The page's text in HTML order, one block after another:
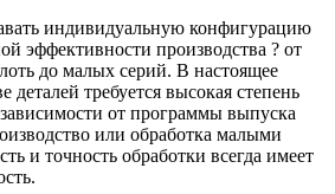
индивидуальную конфигурацию
эффективности производства ? от
до малых серий. В настоящее
деталей требуется высокая степень
от программы выпуска
или обработка малыми
и точность обработки всегда имеет